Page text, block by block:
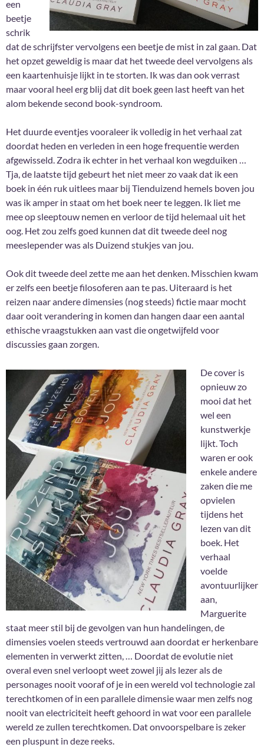
een
beetje
schrik
dat de schrijfster vervolgens een beetje de mist in zal gaan. Dat
het opzet geweldig is maar dat het tweede deel vervolgens als
een kaartenhuisje lijkt in te storten. Ik was dan ook verrast
maar vooral heel erg blij dat dit boek geen last heeft van het
alom bekende second book-syndroom.
Het duurde eventjes vooraleer ik volledig in het verhaal zat
doordat heden en verleden in een hoge frequentie werden
afgewisseld. Zodra ik echter in het verhaal kon wegduiken …
Tja, de laatste tijd gebeurt het niet meer zo vaak dat ik een
boek in één ruk uitlees maar bij Tienduizend hemels boven jou
was ik amper in staat om het boek neer te leggen. Ik liet me
mee op sleeptouw nemen en verloor de tijd helemaal uit het
oog. Het zou zelfs goed kunnen dat dit tweede deel nog
meeslepender was als Duizend stukjes van jou.
Ook dit tweede deel zette me aan het denken. Misschien kwam
er zelfs een beetje filosoferen aan te pas. Uiteraard is het
reizen naar andere dimensies (nog steeds) fictie maar mocht
daar ooit verandering in komen dan hangen daar een aantal
ethische vraagstukken aan vast die ongetwijfeld voor
discussies gaan zorgen.
De cover is
opnieuw zo
mooi dat het
wel een
kunstwerkje
lijkt. Toch
waren er ook
enkele andere
zaken die me
opvielen
tijdens het
lezen van dit
boek. Het
verhaal
voelde
avontuurlijker
aan,
Marguerite
staat meer stil bij de gevolgen van hun handelingen, de
dimensies voelen steeds vertrouwd aan doordat er herkenbare
elementen in verwerkt zitten, … Doordat de evolutie niet
overal even snel verloopt weet zowel jij als lezer als de
personages nooit vooraf of je in een wereld vol technologie zal
terechtkomen of in een parallele dimensie waar men zelfs nog
nooit van electriciteit heeft gehoord in wat voor een parallele
wereld ze zullen terechtkomen. Dat onvoorspelbare is zeker
een pluspunt in deze reeks.